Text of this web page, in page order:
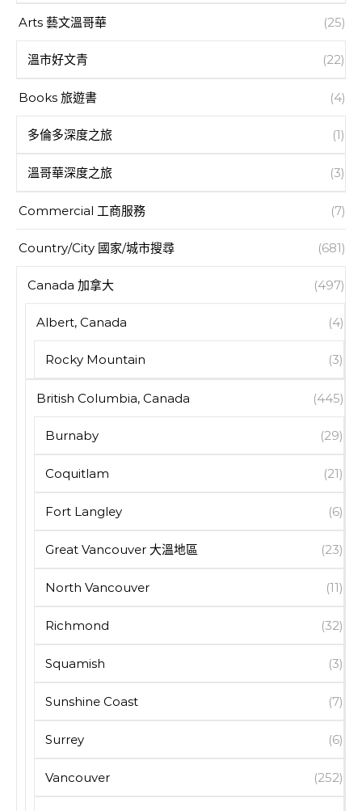
Arts 藝文溫哥華 (25)
溫市好文青 (22)
Books 旅遊書 (4)
多倫多深度之旅 (1)
溫哥華深度之旅 (3)
Commercial 工商服務 (7)
Country/City 國家/城市搜尋 (681)
Canada 加拿大 (497)
Albert, Canada (4)
Rocky Mountain (3)
British Columbia, Canada (445)
Burnaby (29)
Coquitlam (21)
Fort Langley (6)
Great Vancouver 大溫地區 (23)
North Vancouver (11)
Richmond (32)
Squamish (3)
Sunshine Coast (7)
Surrey (6)
Vancouver (252)